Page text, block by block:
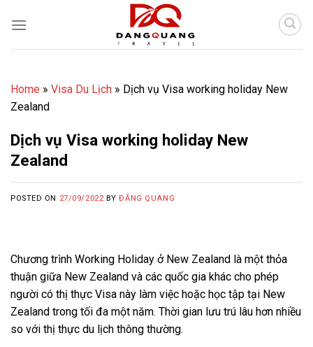
Home » Visa Du Lịch » Dịch vụ Visa working holiday New
Zealand
Dịch vụ Visa working holiday New
Zealand
POSTED ON 27/09/2022 BYĐĂNG QUANG
Chương trình Working Holiday ở New Zealand là một thỏa
thuận giữa New Zealand và các quốc gia khác cho phép
người có thị thực Visa này làm việc hoặc học tập tại New
Zealand trong tối đa một năm. Thời gian lưu trú lâu hơn nhiều
so với thị thực du lịch thông thường.